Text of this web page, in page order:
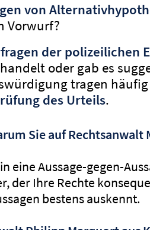
von
Vorwurf?
der polizeilichen
oder gab es
tragen
des Urteils.
Sie auf
eine Aussage-gegen-
der Ihre Rechte
bestens auskennt.